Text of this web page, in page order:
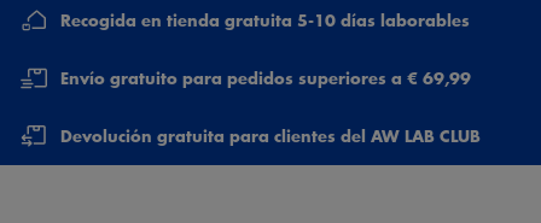
Recogida en tienda gratuita 5-10 días laborables
Envío gratuito para pedidos superiores a € 69,99
Devolución gratuita para clientes del AW LAB CLUB